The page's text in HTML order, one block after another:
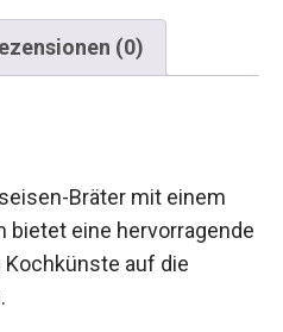
(0)
Bräter mit einem
bietet eine hervorragende
auf die